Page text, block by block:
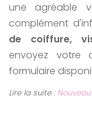
une agréable
complément
de coiffure,
envoyez votre
formulaire
Lire la suite :